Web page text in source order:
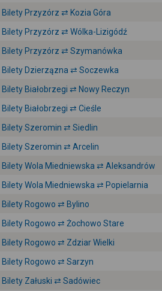
Bilety Przyzórz ⇄ Kozia Góra
Bilety Przyzórz ⇄ Wólka-Lizigódź
Bilety Przyzórz ⇄ Szymanówka
Bilety Dzierzązna ⇄ Soczewka
Bilety Białobrzegi ⇄ Nowy Reczyn
Bilety Białobrzegi ⇄ Cieśle
Bilety Szeromin ⇄ Siedlin
Bilety Szeromin ⇄ Arcelin
Bilety Wola Miedniewska ⇄ Aleksandrów
Bilety Wola Miedniewska ⇄ Popielarnia
Bilety Rogowo ⇄ Bylino
Bilety Rogowo ⇄ Żochowo Stare
Bilety Rogowo ⇄ Zdziar Wielki
Bilety Rogowo ⇄ Sarzyn
Bilety Załuski ⇄ Sadówiec